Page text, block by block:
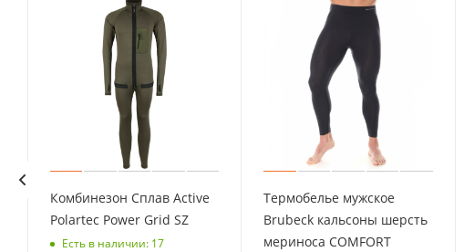
Комбинезон Сплав Active
Polartec Power Grid SZ
Есть в наличии: 17
Термобелье мужское
Brubeck кальсоны шерсть
мериноса COMFORT